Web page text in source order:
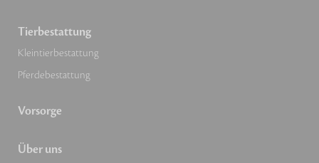
Tierbestattung
Kleintierbestattung
Pferdebestattung
Vorsorge
Über uns